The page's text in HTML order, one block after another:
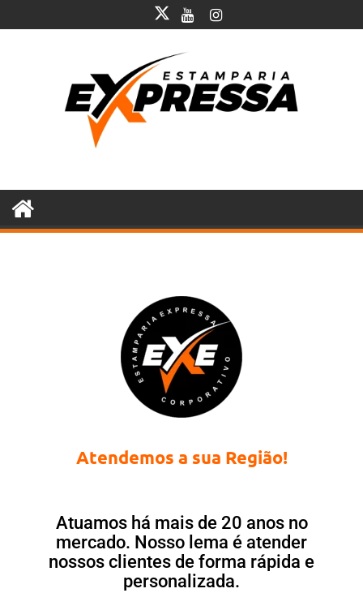
Atendemos a sua Região!
Atuamos há mais de 20 anos no
mercado. Nosso lema é atender
nossos clientes de forma rápida e
personalizada.